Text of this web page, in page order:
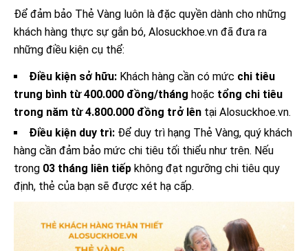
Để đảm bảo Thẻ Vàng luôn là đặc quyền dành cho những
khách hàng thực sự gắn bó, Alosuckhoe.vn đã đưa ra
những điều kiện cụ thể:
Điều kiện sở hữu: Khách hàng cần có mức chi tiêu
trung bình từ 400.000 đồng/tháng hoặc tổng chi tiêu
trong năm từ 4.800.000 đồng trở lên tại Alosuckhoe.vn.
Điều kiện duy trì: Để duy trì hạng Thẻ Vàng, quý khách
hàng cần đảm bảo mức chi tiêu tối thiểu như trên. Nếu
trong 03 tháng liên tiếp không đạt ngưỡng chi tiêu quy
định, thẻ của bạn sẽ được xét hạ cấp.